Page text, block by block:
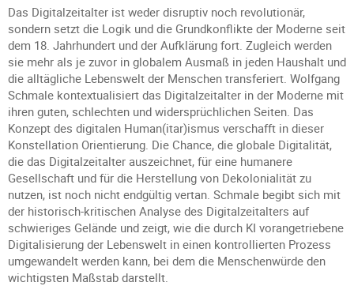
Das Digitalzeitalter ist weder disruptiv noch revolutionär,
sondern setzt die Logik und die Grundkonflikte der Moderne seit
dem 18. Jahrhundert und der Aufklärung fort. Zugleich werden
sie mehr als je zuvor in globalem Ausmaß in jeden Haushalt und
die alltägliche Lebenswelt der Menschen transferiert. Wolfgang
Schmale kontextualisiert das Digitalzeitalter in der Moderne mit
ihren guten, schlechten und widersprüchlichen Seiten. Das
Konzept des digitalen Human(itar)ismus verschafft in dieser
Konstellation Orientierung. Die Chance, die globale Digitalität,
die das Digitalzeitalter auszeichnet, für eine humanere
Gesellschaft und für die Herstellung von Dekolonialität zu
nutzen, ist noch nicht endgültig vertan. Schmale begibt sich mit
der historisch-kritischen Analyse des Digitalzeitalters auf
schwieriges Gelände und zeigt, wie die durch KI vorangetriebene
Digitalisierung der Lebenswelt in einen kontrollierten Prozess
umgewandelt werden kann, bei dem die Menschenwürde den
wichtigsten Maßstab darstellt.